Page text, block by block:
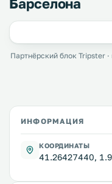
Барселона
Партнёрский блок Tripster
ИНФОРМАЦИЯ
КООРДИНАТЫ
41.26427440,